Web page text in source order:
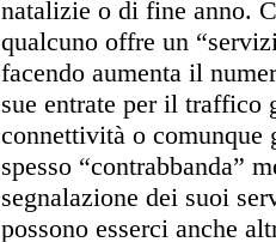
natalizie o di fine anno.
qualcuno offre un
facendo aumenta il
sue entrate per il traffico
connettività o comunque
spesso “contrabbanda”
segnalazione dei suoi
possono esserci anche